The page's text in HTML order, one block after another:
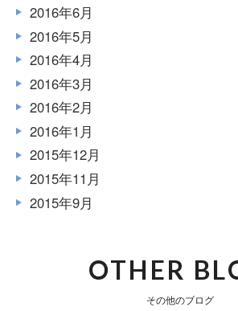
2016年6月
2016年5月
2016年4月
2016年3月
2016年2月
2016年1月
2015年12月
2015年11月
2015年9月
OTHER
その他のブログ